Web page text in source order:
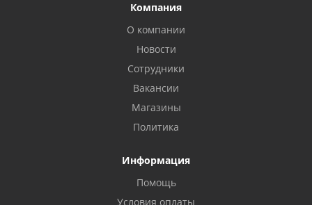
Компания
О компании
Новости
Сотрудники
Вакансии
Магазины
Политика
Информация
Помощь
Условия оплаты